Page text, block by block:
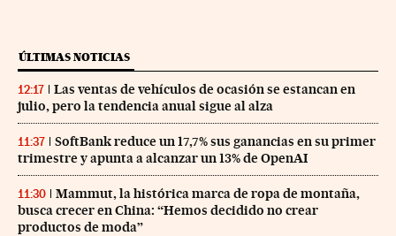
ÚLTIMAS NOTICIAS
12:17
Las ventas de vehículos de ocasión se estancan en
julio, pero la tendencia anual sigue al alza
11:37
SoftBank reduce un 17,7% sus ganancias en su primer
trimestre y apunta a alcanzar un 13% de OpenAI
11:30
Mammut, la histórica marca de ropa de montaña,
busca crecer en China: “Hemos decidido no crear
productos de moda”